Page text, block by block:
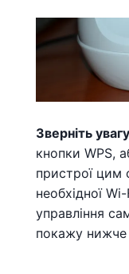
Зверніть
кнопки WPS,
пристрої цим
необхідної
управління
покажу нижче